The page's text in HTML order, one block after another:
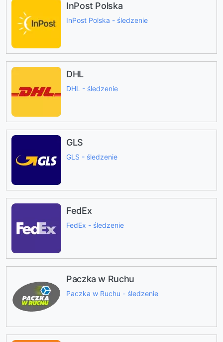
InPost Polska
InPost Polska - śledzenie
DHL
DHL - śledzenie
GLS
GLS - śledzenie
FedEx
FedEx - śledzenie
Paczka w Ruchu
Paczka w Ruchu - śledzenie